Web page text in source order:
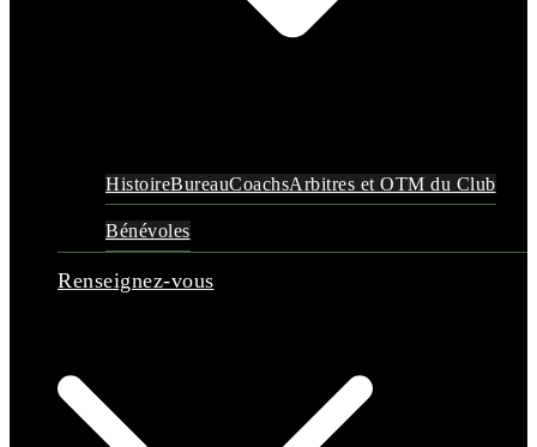
HistoireBureauCoachsArbitres et OTM du Club
Bénévoles
Renseignez-vous